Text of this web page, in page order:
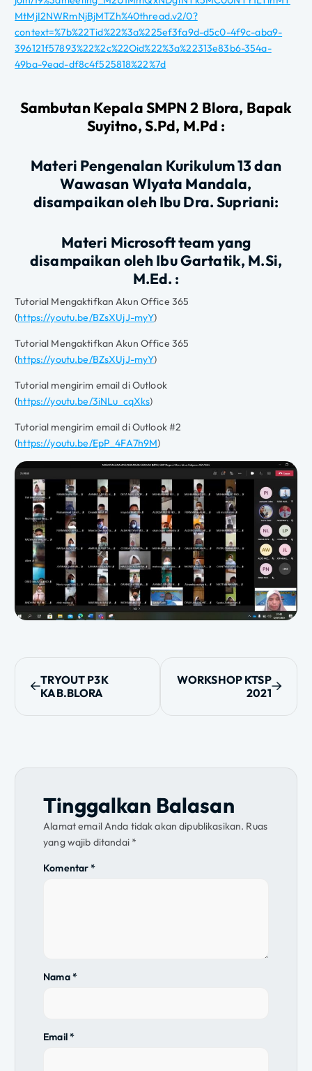
MtMjI2NWRmNjBjMTZh%40thread.v2/0?
context=%7b%22Tid%22%3a%225ef3fa9d-d5c0-4f9c-aba9-
396121f57893%22%2c%22Oid%22%3a%22313e83b6-354a-
49ba-9ead-df8c4f525818%22%7d
Sambutan Kepala SMPN 2 Blora, Bapak
Suyitno, S.Pd, M.Pd :
Materi Pengenalan Kurikulum 13 dan
Wawasan WIyata Mandala,
disampaikan oleh Ibu Dra. Supriani:
Materi Microsoft team yang
disampaikan oleh Ibu Gartatik, M.Si,
M.Ed. :
Tutorial Mengaktifkan Akun Office 365
(https://youtu.be/BZsXUjJ-myY)
Tutorial Mengaktifkan Akun Office 365
(https://youtu.be/BZsXUjJ-myY)
Tutorial mengirim email di Outlook
(https://youtu.be/3iNLu_cqXks)
Tutorial mengirim email di Outlook #2
(https://youtu.be/EpP_4FA7h9M)
N
a
TRYOUT P3K
KAB.BLORA
WORKSHOP KTSP
2021
Tinggalkan Balasan
Alamat email Anda tidak akan dipublikasikan. Ruas
yang wajib ditandai *
Komentar*
Nama*
Email*